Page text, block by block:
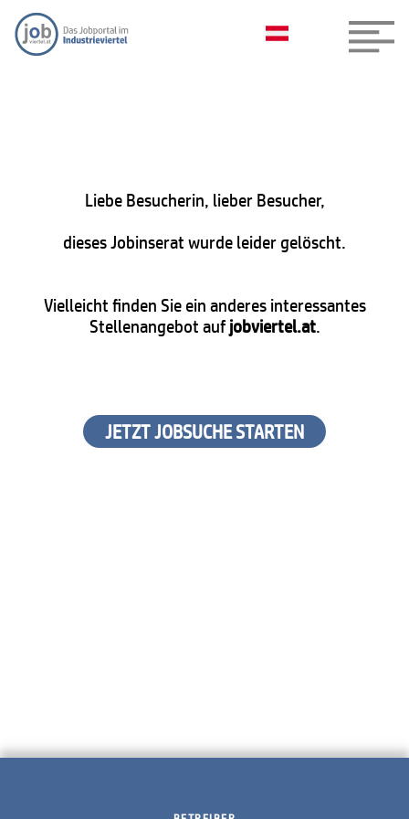
Liebe Besucherin, lieber Besucher,
dieses Jobinserat wurde leider gelöscht.
Vielleicht finden Sie ein anderes interessantes
Stellenangebot aufjobviertel.at.
JETZT JOBSUCHE STARTEN